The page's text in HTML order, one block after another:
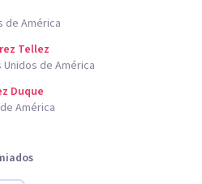
de América
Tellez
de América
Duque
América